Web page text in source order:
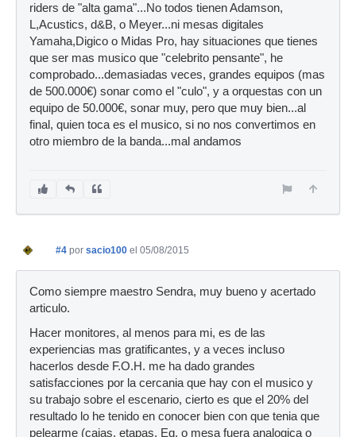
riders de "alta gama"...No todos tienen Adamson,
L,Acustics, d&B, o Meyer...ni mesas digitales
Yamaha,Digico o Midas Pro, hay situaciones que tienes
que ser mas musico que "celebrito pensante", he
comprobado...demasiadas veces, grandes equipos (mas
de 500.000€) sonar como el "culo", y a orquestas con un
equipo de 50.000€, sonar muy, pero que muy bien...al
final, quien toca es el musico, si no nos convertimos en
otro miembro de la banda...mal andamos
#4 por sacio100 el 05/08/2015
Como siempre maestro Sendra, muy bueno y acertado
articulo.
Hacer monitores, al menos para mi, es de las
experiencias mas gratificantes, y a veces incluso
hacerlos desde F.O.H. me ha dado grandes
satisfacciones por la cercania que hay con el musico y
su trabajo sobre el escenario, cierto es que el 20% del
resultado lo he tenido en conocer bien con que tenia que
pelearme (cajas, etapas, Eq, o mesa fuera analogica o